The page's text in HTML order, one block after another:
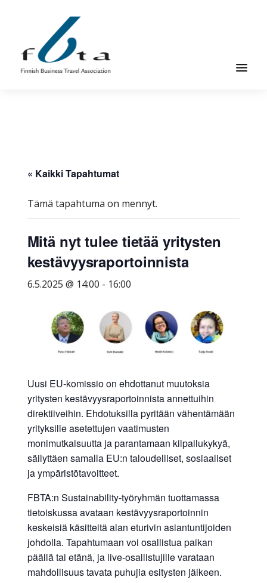
pääsisältöön
alatunnisteeseen
liikematka­
ostavien
niitä
elinkeinokseen
tarjoavien
yritysten
kustannus­
tehokasta
matka-
kokoushallintoa.
« Kaikki Tapahtumat
Tämä tapahtuma on mennyt.
Mitä nyt tulee tietää yritysten
kestävyysraportoinnista
6.5.2025 @ 14:00 - 16:00
Uusi EU-komissio on ehdottanut muutoksia
yritysten kestävyysraportoinnista annettuihin
direktiiveihin. Ehdotuksilla pyritään vähentämään
yrityksille asetettujen vaatimusten
monimutkaisuutta ja parantamaan kilpailukykyä,
säilyttäen samalla EU:n taloudelliset, sosiaaliset
ja ympäristötavoitteet.
FBTA:n Sustainability-työryhmän tuottamassa
tietoiskussa avataan kestävyysraportoinnin
keskeisiä käsitteitä alan eturivin asiantuntijoiden
johdolla. Tapahtumaan voi osallistua paikan
päällä tai etänä, ja live-osallistujille varataan
mahdollisuus tavata puhujia esitysten jälkeen.